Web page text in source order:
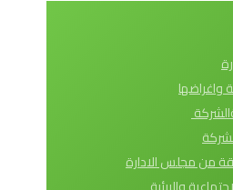
واغراضها
من مجلس الادارة